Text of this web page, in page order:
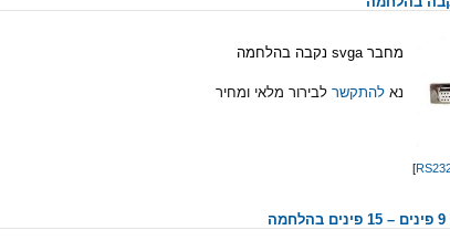
מחבר svga נקבה בהלחמה
נא להתקשר לבירור מלאי ומחיר
]